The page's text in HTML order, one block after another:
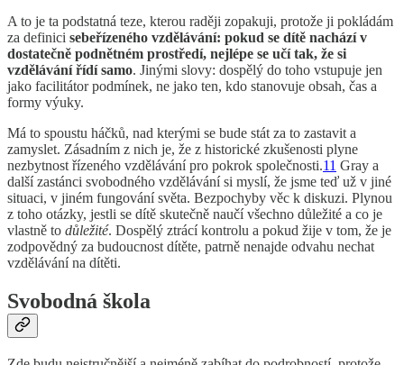
A to je ta podstatná teze, kterou raději zopakuji, protože ji pokládám
za definici sebeřízeného vzdělávání: pokud se dítě nachází v
dostatečně podnětném prostředí, nejlépe se učí tak, že si
vzdělávání řídí samo. Jinými slovy: dospělý do toho vstupuje jen
jako facilitátor podmínek, ne jako ten, kdo stanovuje obsah, čas a
formy výuky.
Má to spoustu háčků, nad kterými se bude stát za to zastavit a
zamyslet. Zásadním z nich je, že z historické zkušenosti plyne
nezbytnost řízeného vzdělávání pro pokrok společnosti.11 Gray a
další zastánci svobodného vzdělávání si myslí, že jsme teď už v jiné
situaci, v jiném fungování světa. Bezpochyby věc k diskuzi. Plynou
z toho otázky, jestli se dítě skutečně naučí všechno důležité a co je
vlastně to důležité. Dospělý ztrácí kontrolu a pokud žije v tom, že je
zodpovědný za budoucnost dítěte, patrně nenajde odvahu nechat
vzdělávání na dítěti.
Svobodná škola